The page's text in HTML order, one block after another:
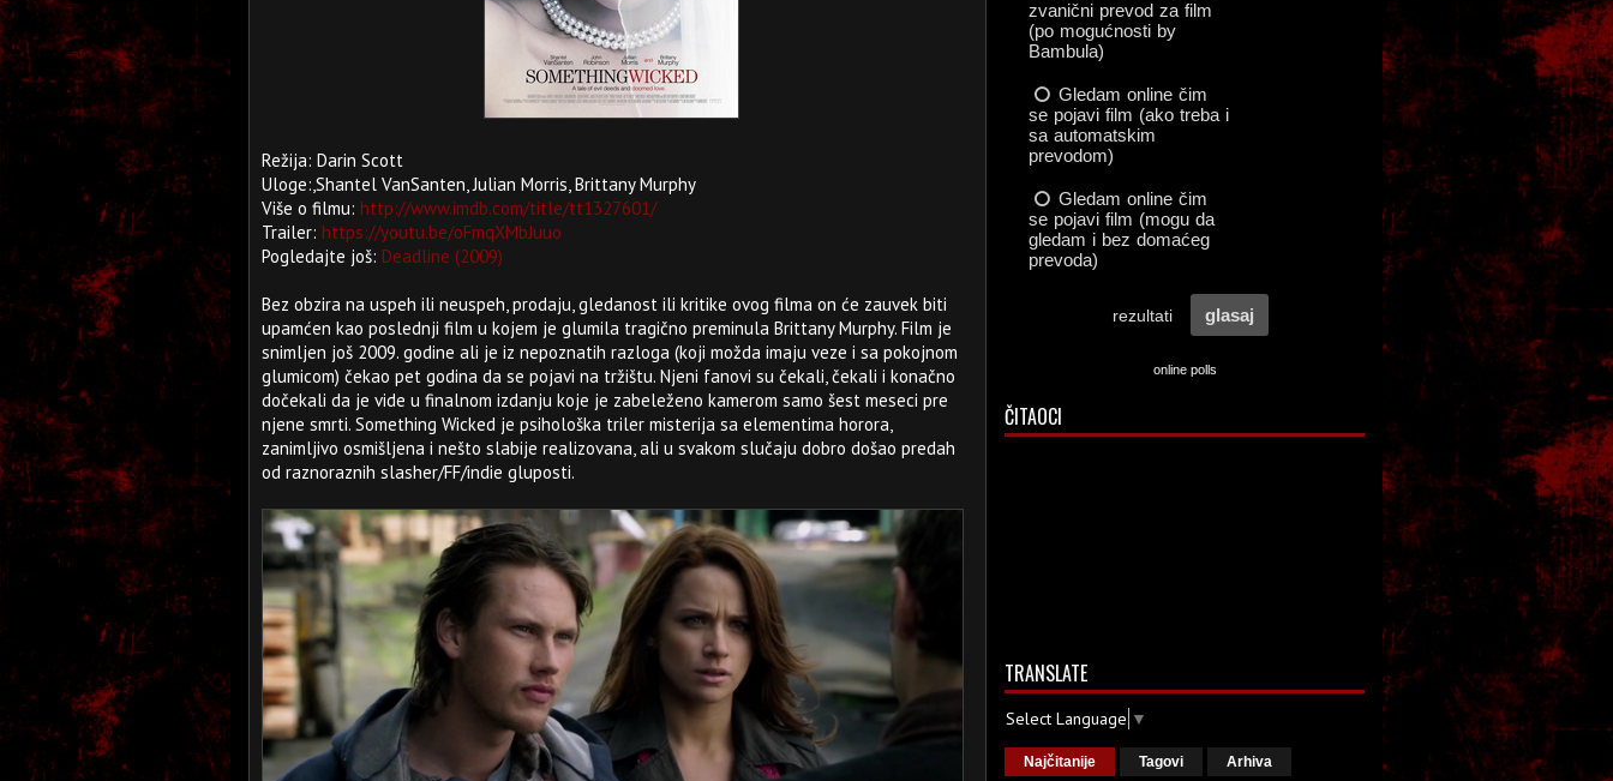
Režija: Darin Scott
Uloge:,Shantel VanSanten, Julian Morris, Brittany Murphy
Više o filmu: http://www.imdb.com/title/tt1327601/
Trailer: https://youtu.be/oFmqXMbJuuo
Pogledajte još: Deadline (2009)
Bez obzira na uspeh ili neuspeh, prodaju, gledanost ili kritike ovog filma on će zauvek biti
upamćen kao poslednji film u kojem je glumila tragično preminula Brittany Murphy. Film je
snimljen još 2009. godine ali je iz nepoznatih razloga (koji možda imaju veze i sa pokojnom
glumicom) čekao pet godina da se pojavi na tržištu. Njeni fanovi su čekali, čekali i konačno
dočekali da je vide u finalnom izdanju koje je zabeleženo kamerom samo šest meseci pre
njene smrti. Something Wicked je psihološka triler misterija sa elementima horora,
zanimljivo osmišljena i nešto slabije realizovana, ali u svakom slučaju dobro došao predah
od raznoraznih slasher/FF/indie gluposti.
online polls
ČITAOCI
TRANSLATE
Select Language ▼
Najčitanije Tagovi Arhiva